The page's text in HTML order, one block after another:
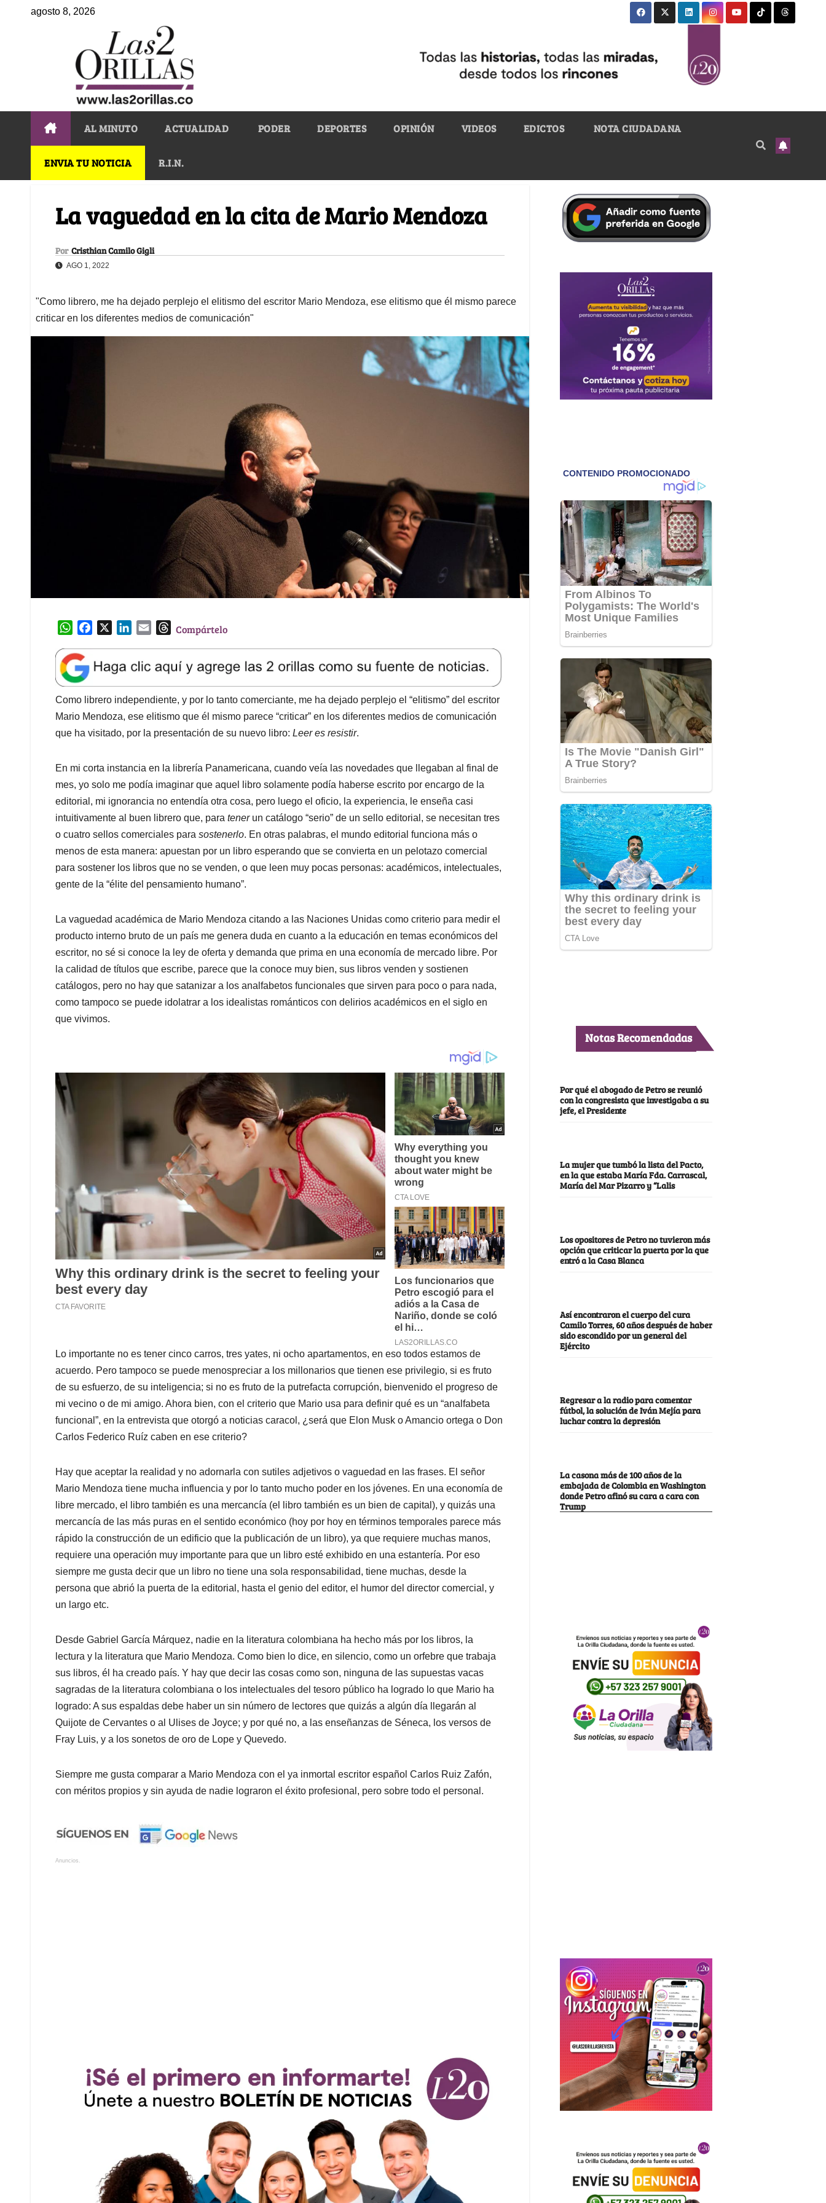
agosto 8, 2026
AL MINUTO ACTUALIDAD PODER DEPORTES OPINIÓN VIDEOS EDICTOS NOTA CIUDADANA
ENVIA TU NOTICIA R.I.N.
La vaguedad en la cita de Mario Mendoza
Por Cristhian Camilo Gigli
AGO 1, 2022
"Como librero, me ha dejado perplejo el elitismo del escritor Mario Mendoza, ese elitismo que él mismo parece
criticar en los diferentes medios de comunicación"
W
a
t
s
A
p
p
e
b
o
o
k
k
e
d
I
n
l
T
e
a
d
s
Compártelo
Como librero independiente, y por lo tanto comerciante, me ha dejado perplejo el “elitismo” del escritor
Mario Mendoza, ese elitismo que él mismo parece “criticar” en los diferentes medios de comunicación
que ha visitado, por la presentación de su nuevo libro: Leer es resistir.
En mi corta instancia en la librería Panamericana, cuando veía las novedades que llegaban al final de
mes, yo solo me podía imaginar que aquel libro solamente podía haberse escrito por encargo de la
editorial, mi ignorancia no entendía otra cosa, pero luego el oficio, la experiencia, le enseña casi
intuitivamente al buen librero que, para tenerun catálogo “serio” de un sello editorial, se necesitan tres
o cuatro sellos comerciales para sostenerlo. En otras palabras, el mundo editorial funciona más o
menos de esta manera: apuestan por un libro esperando que se convierta en un pelotazo comercial
para sostener los libros que no se venden, o que leen muy pocas personas: académicos, intelectuales,
gente de la “élite del pensamiento humano”.
La vaguedad académica de Mario Mendoza citando a las Naciones Unidas como criterio para medir el
producto interno bruto de un país me genera duda en cuanto a la educación en temas económicos del
escritor, no sé si conoce la ley de oferta y demanda que prima en una economía de mercado libre. Por
la calidad de títulos que escribe, parece que la conoce muy bien, sus libros venden y sostienen
catálogos, pero no hay que satanizar a los analfabetos funcionales que sirven para poco o para nada,
como tampoco se puede idolatrar a los idealistas románticos con delirios académicos en el siglo en
que vivimos.
Lo importante no es tener cinco carros, tres yates, ni ocho apartamentos, en eso todos estamos de
acuerdo. Pero tampoco se puede menospreciar a los millonarios que tienen ese privilegio, si es fruto
de su esfuerzo, de su inteligencia; si no es fruto de la putrefacta corrupción, bienvenido el progreso de
mi vecino o de mi amigo. Ahora bien, con el criterio que Mario usa para definir qué es un “analfabeta
funcional”, en la entrevista que otorgó a noticias caracol, ¿será que Elon Musk o Amancio ortega o Don
Carlos Federico Ruíz caben en ese criterio?
Hay que aceptar la realidad y no adornarla con sutiles adjetivos o vaguedad en las frases. El señor
Mario Mendoza tiene mucha influencia y por lo tanto mucho poder en los jóvenes. En una economía de
libre mercado, el libro también es una mercancía (el libro también es un bien de capital), y quizás una
mercancía de las más puras en el sentido económico (hoy por hoy en términos temporales parece más
rápido la construcción de un edificio que la publicación de un libro), ya que requiere muchas manos,
requiere una operación muy importante para que un libro esté exhibido en una estantería. Por eso
siempre me gusta decir que un libro no tiene una sola responsabilidad, tiene muchas, desde la
persona que abrió la puerta de la editorial, hasta el genio del editor, el humor del director comercial, y
un largo etc.
Desde Gabriel García Márquez, nadie en la literatura colombiana ha hecho más por los libros, la
lectura y la literatura que Mario Mendoza. Como bien lo dice, en silencio, como un orfebre que trabaja
sus libros, él ha creado país. Y hay que decir las cosas como son, ninguna de las supuestas vacas
sagradas de la literatura colombiana o los intelectuales del tesoro público ha logrado lo que Mario ha
logrado: A sus espaldas debe haber un sin número de lectores que quizás a algún día llegarán al
Quijote de Cervantes o al Ulises de Joyce; y por qué no, a las enseñanzas de Séneca, los versos de
Fray Luis, y a los sonetos de oro de Lope y Quevedo.
Siempre me gusta comparar a Mario Mendoza con el ya inmortal escritor español Carlos Ruiz Zafón,
con méritos propios y sin ayuda de nadie lograron el éxito profesional, pero sobre todo el personal.
Anuncios.
Notas Recomendadas
Por qué el abogado de Petro se reunió
con la congresista que investigaba a su
jefe, el Presidente
La mujer que tumbó la lista del Pacto,
en la que estaba María Fda. Carrascal,
María del Mar Pizarro y “Lalis
Los opositores de Petro no tuvieron más
opción que criticar la puerta por la que
entró a la Casa Blanca
Así encontraron el cuerpo del cura
Camilo Torres, 60 años después de haber
sido escondido por un general del
Ejército
Regresar a la radio para comentar
fútbol, la solución de Iván Mejía para
luchar contra la depresión
La casona más de 100 años de la
embajada de Colombia en Washington
donde Petro afinó su cara a cara con
Trump